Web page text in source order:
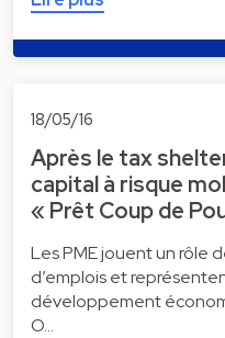
18/05/16
Après le tax
capital à risque
« Prêt Coup de
Les PME jouent un rôle
d’emplois et
développement
O…